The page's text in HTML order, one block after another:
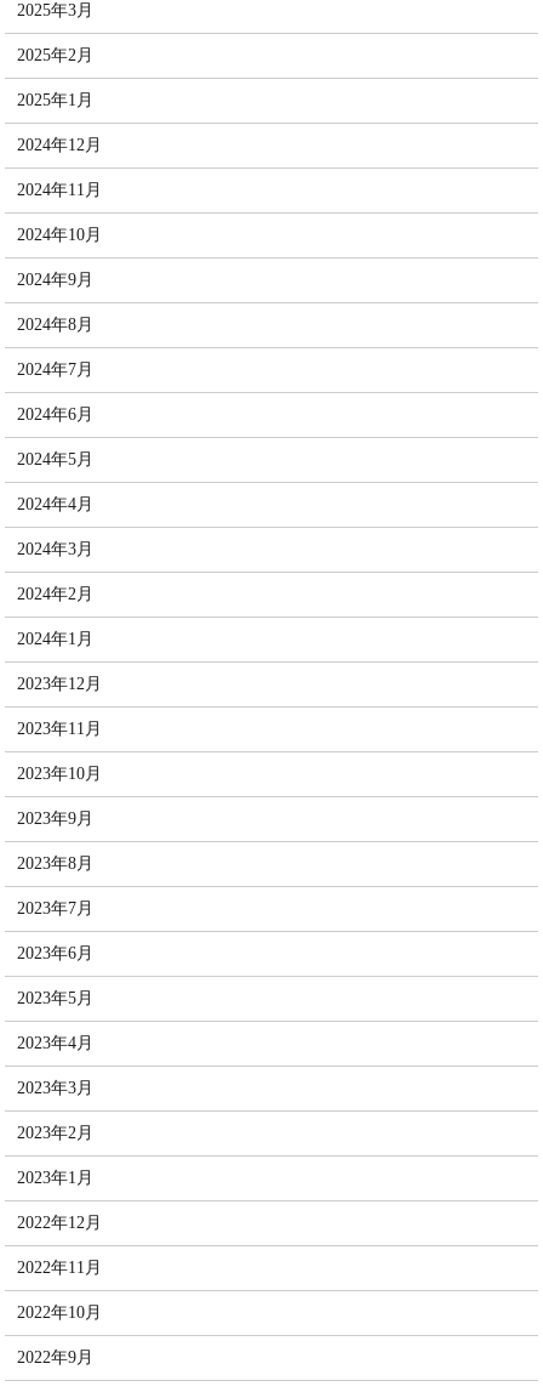
2025年3月
2025年2月
2025年1月
2024年12月
2024年11月
2024年10月
2024年9月
2024年8月
2024年7月
2024年6月
2024年5月
2024年4月
2024年3月
2024年2月
2024年1月
2023年12月
2023年11月
2023年10月
2023年9月
2023年8月
2023年7月
2023年6月
2023年5月
2023年4月
2023年3月
2023年2月
2023年1月
2022年12月
2022年11月
2022年10月
2022年9月